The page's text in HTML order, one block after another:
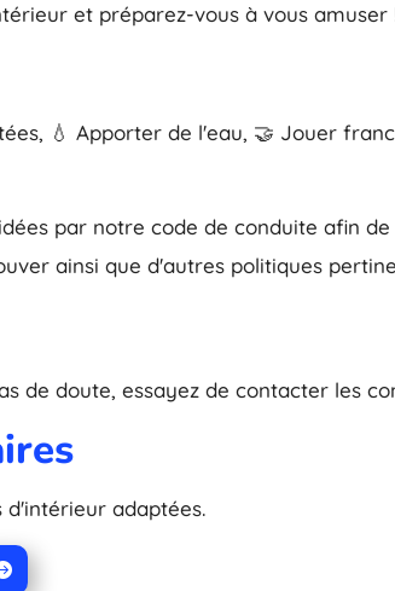
et préparez-vous à vous amuser
💧 Apporter de l'eau, 🤝 Jouer
par notre code de conduite afin
ainsi que d'autres politiques
de doute, essayez de contacter les
d'intérieur adaptées.